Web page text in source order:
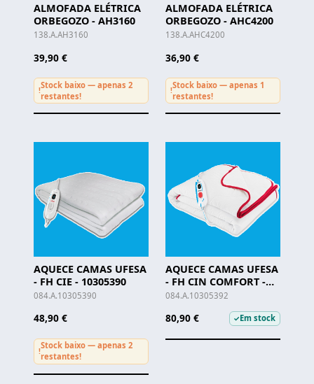
ALMOFADA ELÉTRICA
ORBEGOZO - AH3160
138.A.AH3160
39,90 €
!
Stock baixo — apenas 2
restantes!
ALMOFADA ELÉTRICA
ORBEGOZO - AHC4200
138.A.AHC4200
36,90 €
!
Stock baixo — apenas 1
restantes!
AQUECE CAMAS UFESA
- FH CIE - 10305390
084.A.10305390
48,90 €
!
Stock baixo — apenas 2
restantes!
AQUECE CAMAS UFESA
- FH CIN COMFORT -
10305392
084.A.10305392
80,90 € ✓Em stock